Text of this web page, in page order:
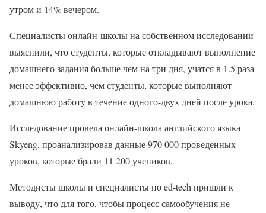
утром и 14% вечером.
Специалисты онлайн-школы на собственном исследовании
выяснили, что студенты, которые откладывают выполнение
домашнего задания больше чем на три дня, учатся в 1.5 раза
менее эффективно, чем студенты, которые выполняют
домашнюю работу в течение одного-двух дней после урока.
Исследование провела онлайн-школа английского языка
Skyeng, проанализировав данные 970 000 проведенных
уроков, которые брали 11 200 учеников.
Методисты школы и специалисты по ed-tech пришли к
выводу, что для того, чтобы процесс самообучения не